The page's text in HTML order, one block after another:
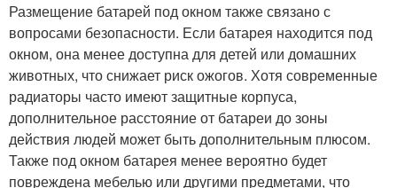
Размещение батарей под окном также связано с
вопросами безопасности. Если батарея находится под
окном, она менее доступна для детей или домашних
животных, что снижает риск ожогов. Хотя современные
радиаторы часто имеют защитные корпуса,
дополнительное расстояние от батареи до зоны
действия людей может быть дополнительным плюсом.
Также под окном батарея менее вероятно будет
повреждена мебелью или другими предметами, что